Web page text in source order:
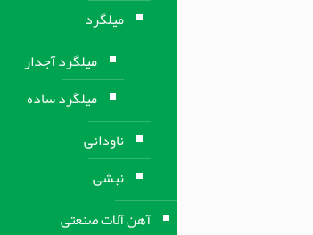
میلگرد
میلگرد آجدار
میلگرد ساده
ناودانی
نبشی
آهن آلات صنعتی